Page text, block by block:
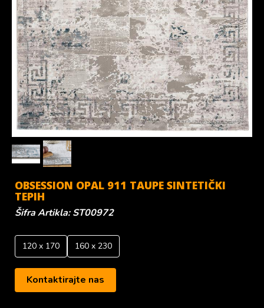
OBSESSION OPAL 911 TAUPE SINTETIČKI
TEPIH
Šifra Artikla: ST00972
120 x 170 160 x 230
Kontaktirajte nas